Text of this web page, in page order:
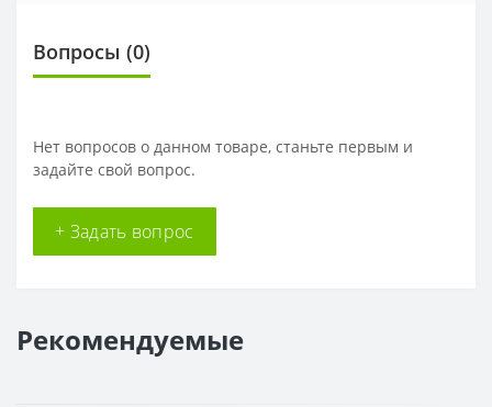
Вопросы (0)
Нет вопросов о данном товаре, станьте первым и
задайте свой вопрос.
+ Задать вопрос
Рекомендуемые